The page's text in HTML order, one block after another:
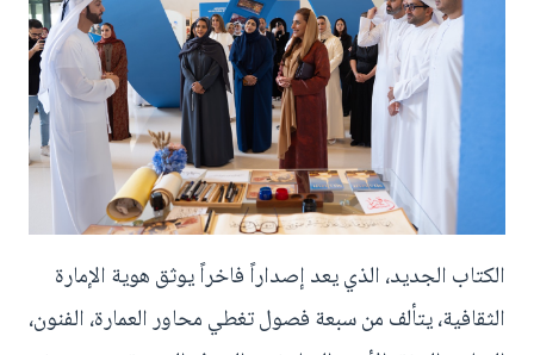
الكتاب الجديد، الذي يعد إصداراً فاخراً يوثق هوية الإمارة
الثقافية، يتألف من سبعة فصول تغطي محاور العمارة، الفنون،